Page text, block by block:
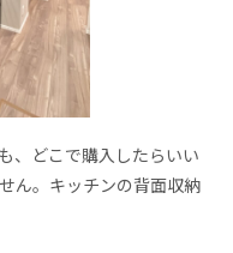
、どこで購入したらいい
ん。キッチンの背面収納